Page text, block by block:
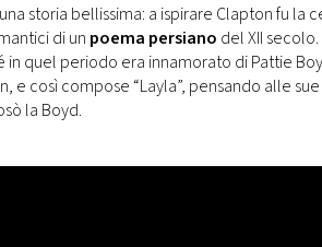
storia bellissima: a ispirare Clapton fu la
di un poema persiano del XII
in quel periodo era innamorato di Pattie
e così compose “Layla”, pensando alle
la Boyd.